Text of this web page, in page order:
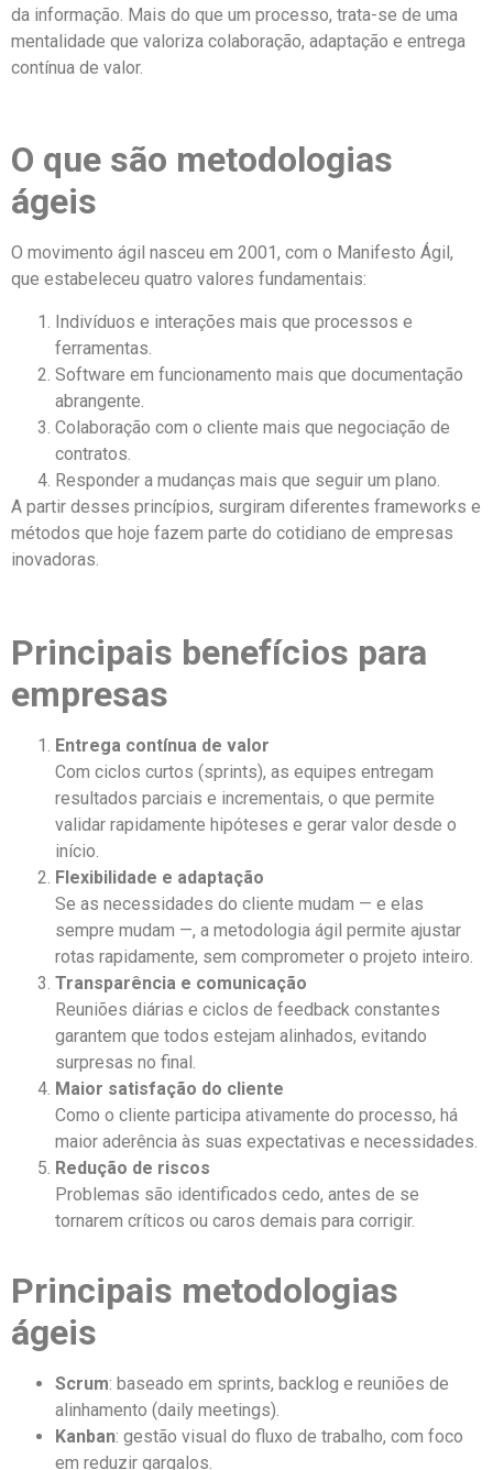
da informação. Mais do que um processo, trata-se de uma
mentalidade que valoriza colaboração, adaptação e entrega
contínua de valor.
O que são metodologias
ágeis
O movimento ágil nasceu em 2001, com o Manifesto Ágil,
que estabeleceu quatro valores fundamentais:
Indivíduos e interações mais que processos e
ferramentas.
Software em funcionamento mais que documentação
abrangente.
Colaboração com o cliente mais que negociação de
contratos.
Responder a mudanças mais que seguir um plano.
A partir desses princípios, surgiram diferentes frameworks e
métodos que hoje fazem parte do cotidiano de empresas
inovadoras.
Principais benefícios para
empresas
Entrega contínua de valor
Com ciclos curtos (sprints), as equipes entregam
resultados parciais e incrementais, o que permite
validar rapidamente hipóteses e gerar valor desde o
início.
Flexibilidade e adaptação
Se as necessidades do cliente mudam — e elas
sempre mudam —, a metodologia ágil permite ajustar
rotas rapidamente, sem comprometer o projeto inteiro.
Transparência e comunicação
Reuniões diárias e ciclos de feedback constantes
garantem que todos estejam alinhados, evitando
surpresas no final.
Maior satisfação do cliente
Como o cliente participa ativamente do processo, há
maior aderência às suas expectativas e necessidades.
Redução de riscos
Problemas são identificados cedo, antes de se
tornarem críticos ou caros demais para corrigir.
Principais metodologias
ágeis
Scrum: baseado em sprints, backlog e reuniões de
alinhamento (daily meetings).
Kanban: gestão visual do fluxo de trabalho, com foco
em reduzir gargalos.